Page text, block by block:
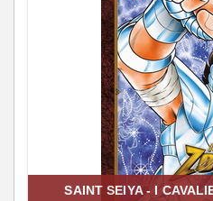
SAINT SEIYA - I